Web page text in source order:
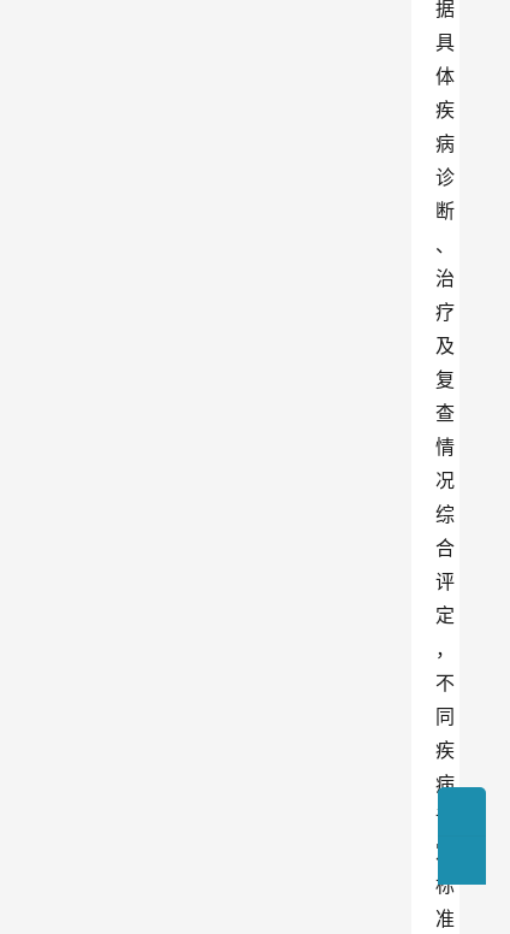
据
具
体
疾
病
诊
断
、
治
疗
及
复
查
情
况
综
合
评
定
，
不
同
疾
病
评
定
标
准